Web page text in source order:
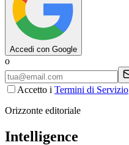
Accedi con Google
o
Accetto i Termini di Servizio
Orizzonte editoriale
Intelligence